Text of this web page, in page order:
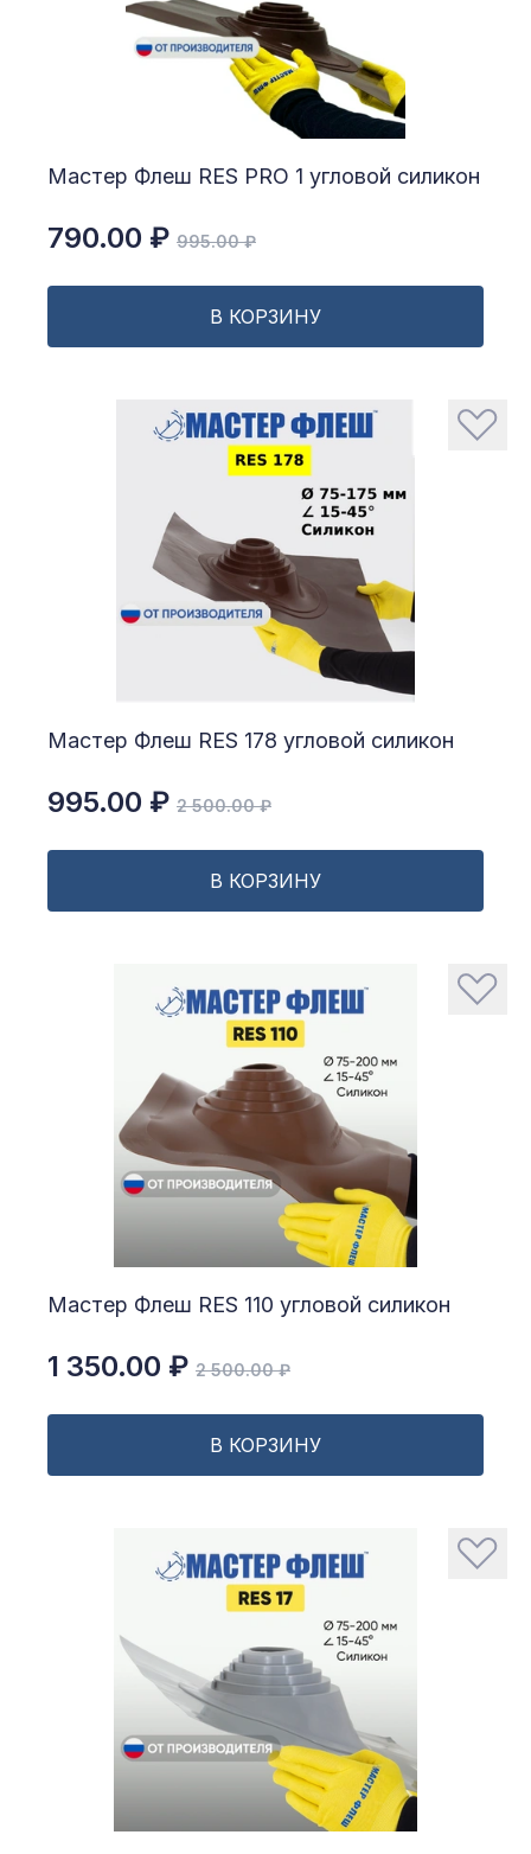
Мастер Флеш RES PRO 1 угловой силикон
790.00 ₽ 995.00 ₽
В КОРЗИНУ
Мастер Флеш RES 178 угловой силикон
995.00 ₽ 2 500.00 ₽
В КОРЗИНУ
Мастер Флеш RES 110 угловой силикон
1 350.00 ₽ 2 500.00 ₽
В КОРЗИНУ